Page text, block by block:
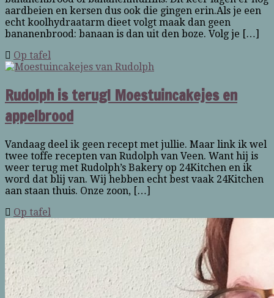
aardbeien en kersen dus ook die gingen erin.Als je een
echt koolhydraatarm dieet volgt maak dan geen
bananenbrood: banaan is dan uit den boze. Volg je […]
Op tafel
Rudolph is terug! Moestuincakejes en
appelbrood
Vandaag deel ik geen recept met jullie. Maar link ik wel
twee toffe recepten van Rudolph van Veen. Want hij is
weer terug met Rudolph’s Bakery op 24Kitchen en ik
word dat blij van. Wij hebben echt best vaak 24Kitchen
aan staan thuis. Onze zoon, […]
Op tafel